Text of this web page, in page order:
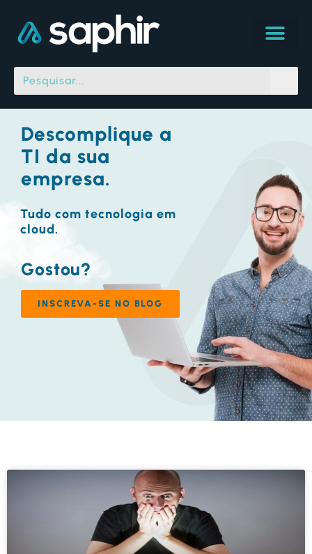
Descomplique a
TI da sua
empresa.
Tudo com tecnologia em
cloud.
Gostou?
INSCREVA-SE NO BLOG